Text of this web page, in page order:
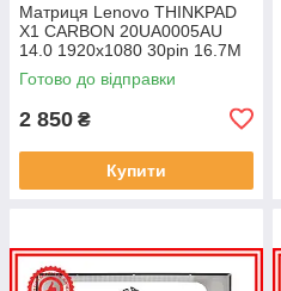
Матриця Lenovo THINKPAD
X1 CARBON 20UA0005AU
14.0 1920x1080 30pin 16.7M
45% NTSC 300 cd/m² для
ноутбука
Готово до відправки
2 850 ₴
Купити